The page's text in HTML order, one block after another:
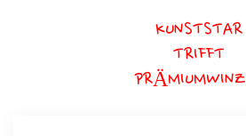
KUNSTSTAR
TRIFFT